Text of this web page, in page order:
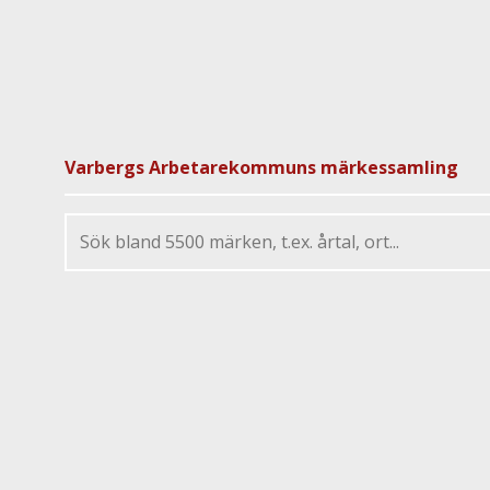
Varbergs Arbetarekommuns märkessamling